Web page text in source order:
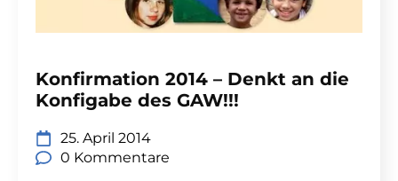
Konfirmation 2014 – Denkt an die
Konfigabe des GAW!!!
25. April 2014
0 Kommentare